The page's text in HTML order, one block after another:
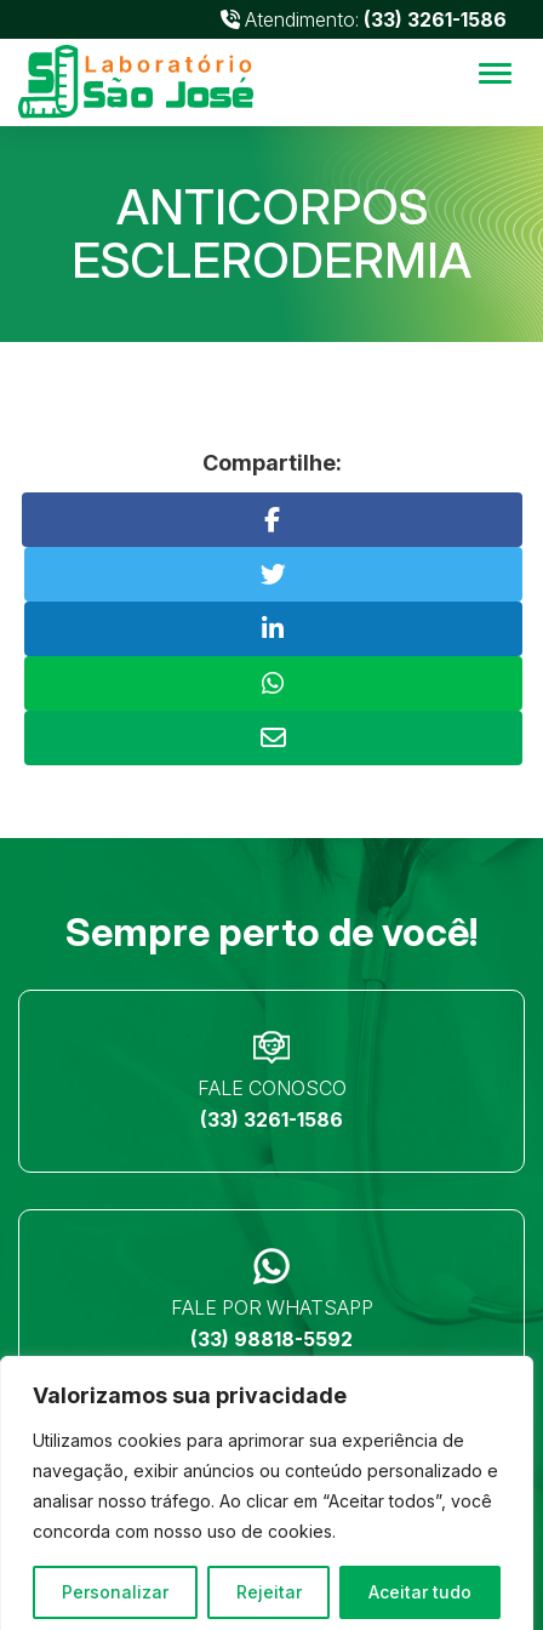
Valorizamos sua privacidade
Utilizamos cookies para aprimorar sua experiência de
navegação, exibir anúncios ou conteúdo personalizado e
analisar nosso tráfego. Ao clicar em “Aceitar todos”, você
concorda com nosso uso de cookies.
Personalizar Rejeitar Aceitar tudo
Atendimento: (33) 3261-1586
ANTICORPOS
ESCLERODERMIA
Compartilhe:
Sempre perto de você!
FALE CONOSCO
(33) 3261-1586
FALE POR WHATSAPP
(33) 98818-5592
LOCALIZAÇÃO